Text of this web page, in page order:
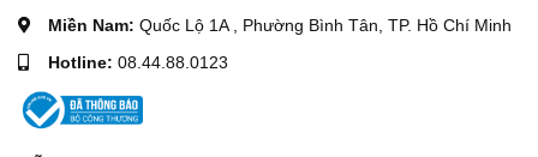
2.5. Tay cầm
Miền Nam: Quốc Lộ 1A , Phường Bình Tân, TP. Hồ Chí Minh
Hotline: 08.44.88.0123